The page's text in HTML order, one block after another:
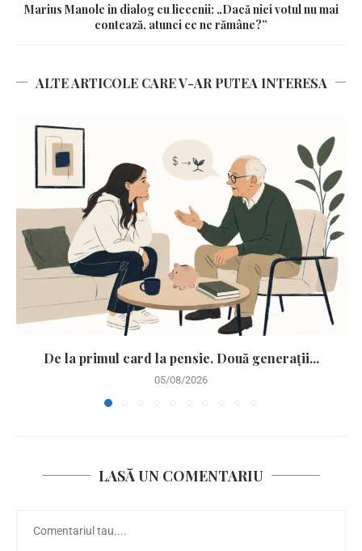
Marius Manole în dialog cu liceenii: „Dacă nici votul nu mai
contează, atunci ce ne rămâne?”
ALTE ARTICOLE CARE V-AR PUTEA INTERESA
De la primul card la pensie. Două generații...
05/08/2026
LASĂ UN COMENTARIU